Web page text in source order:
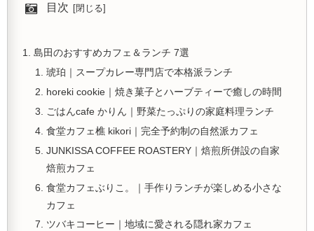
目次
島田のおすすめカフェ＆ランチ 7選
琥珀｜スープカレー専門店で本格派ランチ
horeki cookie｜焼き菓子とハーブティーで癒しの時間
ごはんcafe かりん｜野菜たっぷりの家庭料理ランチ
食堂カフェ樵 kikori｜完全予約制の自然派カフェ
JUNKISSA COFFEE ROASTERY｜焙煎所併設の自家
焙煎カフェ
食堂カフェぶりこ。｜手作りランチが楽しめる小さな
カフェ
ツバキコーヒー｜地域に愛される隠れ家カフェ